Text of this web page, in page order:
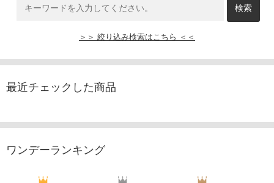
＞＞ 絞り込み検索はこちら ＜＜
最近チェックした商品
ワンデーランキング